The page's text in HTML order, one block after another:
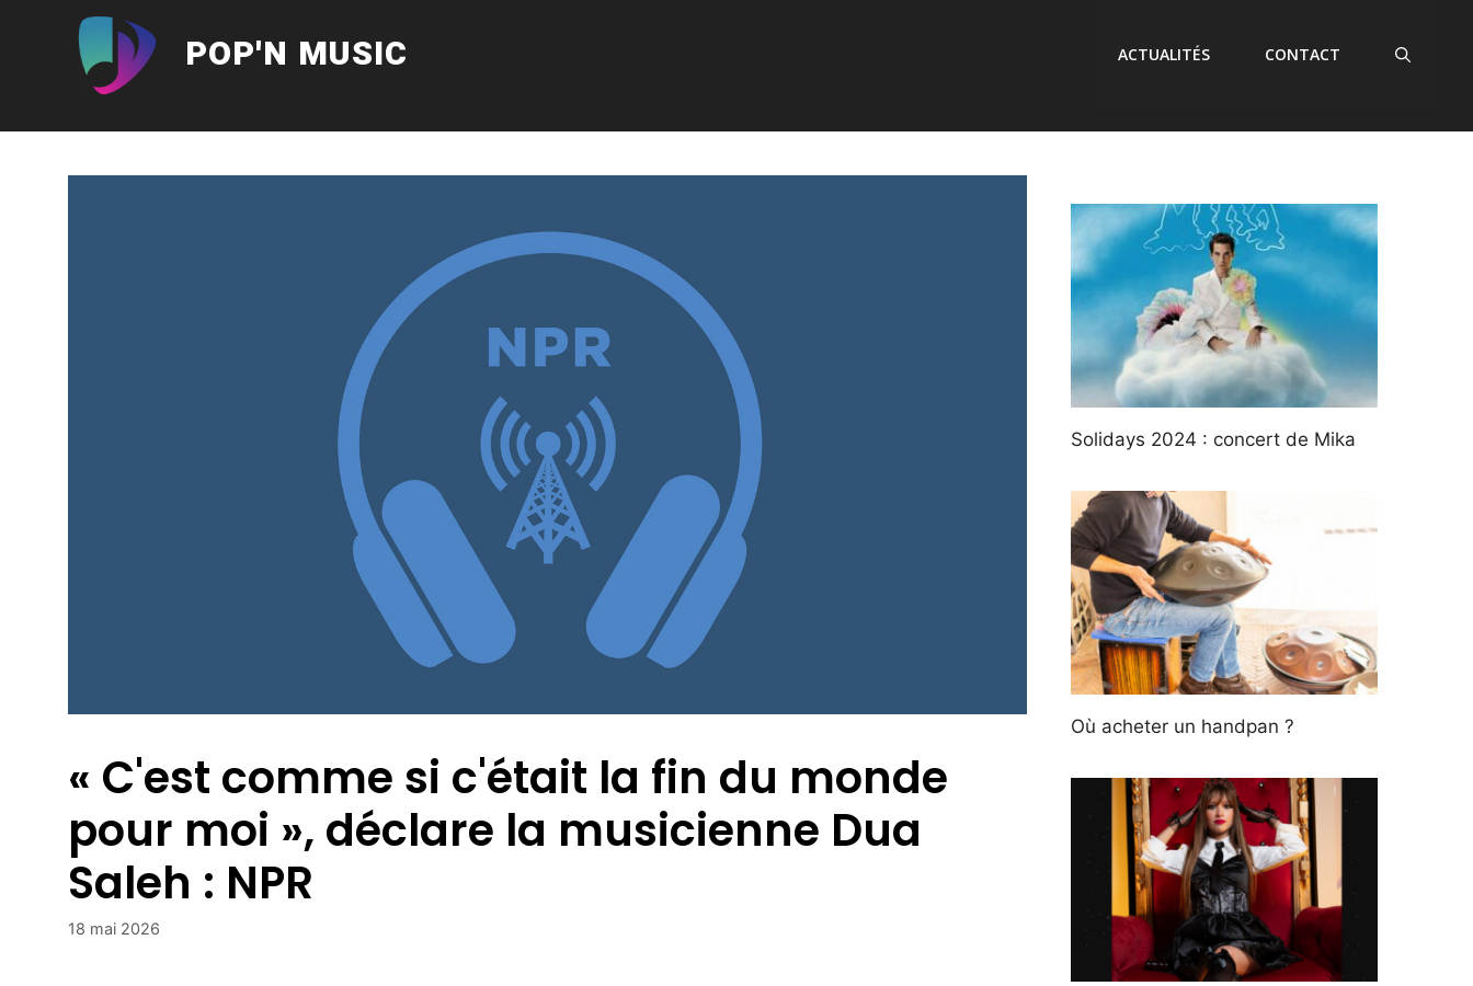
POP'N MUSIC ACTUALITÉS CONTACT
« C'est comme si c'était la fin du monde
pour moi », déclare la musicienne Dua
Saleh : NPR
18 mai 2026
Solidays 2024 : concert de Mika
Où acheter un handpan ?